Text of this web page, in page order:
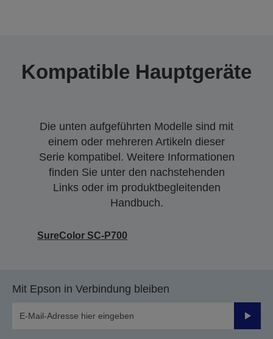
Kompatible Hauptgeräte
Die unten aufgeführten Modelle sind mit
einem oder mehreren Artikeln dieser
Serie kompatibel. Weitere Informationen
finden Sie unter den nachstehenden
Links oder im produktbegleitenden
Handbuch.
SureColor SC-P700
Mit Epson in Verbindung bleiben